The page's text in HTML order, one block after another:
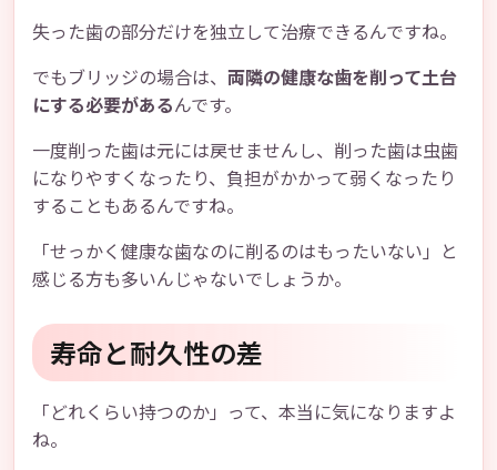
失った歯の部分だけを独立して治療できるんですね。
でもブリッジの場合は、 両隣の健康な歯を削って土台
にする必要があるんです。
一度削った歯は元には戻せませんし、削った歯は虫歯
になりやすくなったり、負担がかかって弱くなったり
することもあるんですね。
「せっかく健康な歯なのに削るのはもったいない」と
感じる方も多いんじゃないでしょうか。
寿命と耐久性の差
「どれくらい持つのか」って、本当に気になりますよ
ね。